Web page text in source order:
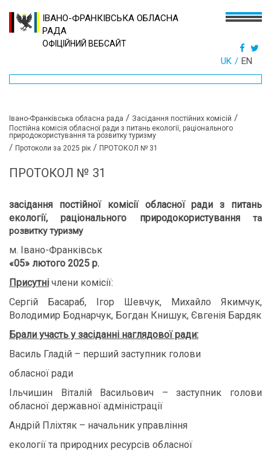
ІВАНО-ФРАНКІВСЬКА ОБЛАСНА
РАДА
ОФІЦІЙНИЙ ВЕБСАЙТ
UK EN
Івано-Франківська обласна рада / Засідання постійних комісій /
Постійна комісія обласної ради з питань екології, раціонального
природокористування та розвитку туризму
/ Протоколи за 2025 рік / ПРОТОКОЛ № 31
ПРОТОКОЛ № 31
засідання постійної комісії обласної радиз питань
екології, раціонального природокористування та
розвитку туризму
м. Івано-Франківськ
«05» лютого 2025 р.
Присутні члени комісії:
Сергій Басараб, Ігор Шевчук, Михайло Якимчук,
Володимир Боднарчук, Богдан Книшук, Євгенія Бардяк
Брали участь у засіданні наглядової ради:
Василь Гладій – перший заступник голови
обласної ради
Ільчишин Віталій Васильович – заступник голови
обласної державної адміністрації
Андрій Пліхтяк – начальник управління
екології та природних ресурсів обласної